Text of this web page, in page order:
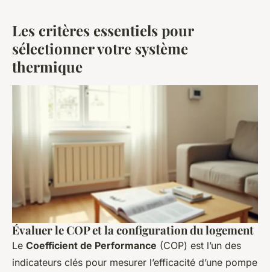
Les critères essentiels pour
sélectionner votre système
thermique
Évaluer le COP et la configuration du logement
Le Coefficient de Performance (COP) est l’un des
indicateurs clés pour mesurer l’efficacité d’une pompe